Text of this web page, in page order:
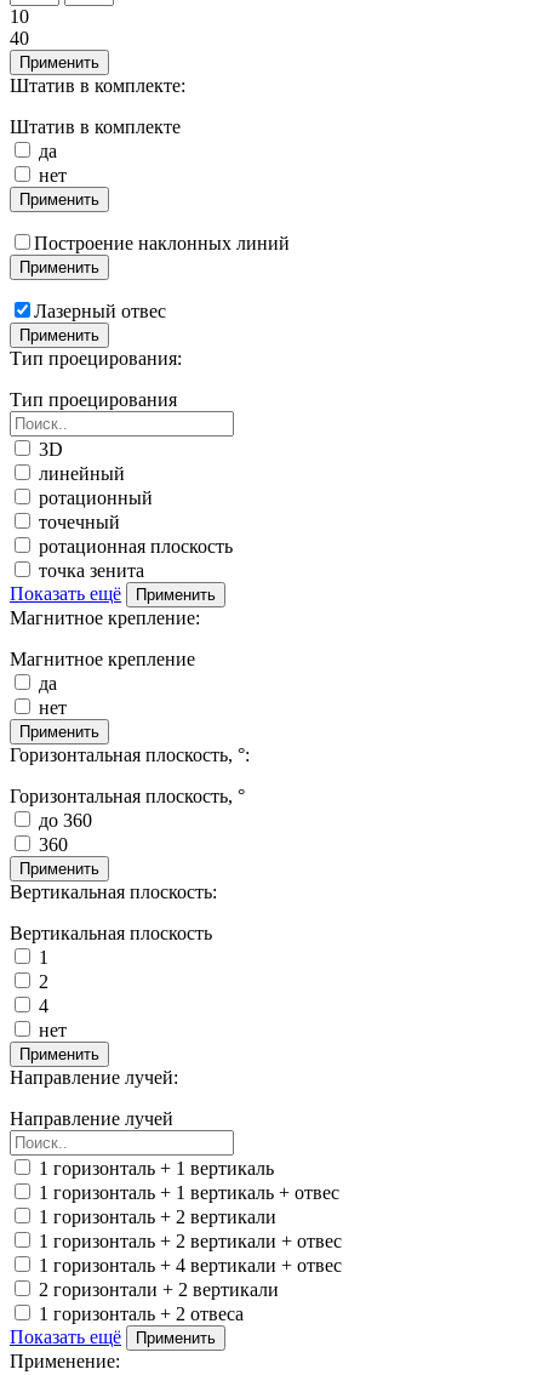
10
40
Применить
Штатив в комплекте:
Штатив в комплекте
да
нет
Применить
Построение наклонных линий
Применить
Лазерный отвес
Применить
Тип проецирования:
Тип проецирования
3D
линейный
ротационный
точечный
ротационная плоскость
точка зенита
Показать ещё
Применить
Магнитное крепление:
Магнитное крепление
да
нет
Применить
Горизонтальная плоскость, °:
Горизонтальная плоскость, °
до 360
360
Применить
Вертикальная плоскость:
Вертикальная плоскость
1
2
4
нет
Применить
Направление лучей:
Направление лучей
1 горизонталь + 1 вертикаль
1 горизонталь + 1 вертикаль + отвес
1 горизонталь + 2 вертикали
1 горизонталь + 2 вертикали + отвес
1 горизонталь + 4 вертикали + отвес
2 горизонтали + 2 вертикали
1 горизонталь + 2 отвеса
Показать ещё
Применить
Применение: